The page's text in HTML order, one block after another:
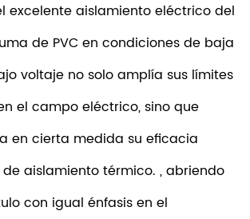
excelente aislamiento eléctrico del
de PVC en condiciones de baja
voltaje no solo amplía sus límites
el campo eléctrico, sino que
en cierta medida su eficacia
aislamiento térmico. , abriendo
con igual énfasis en el